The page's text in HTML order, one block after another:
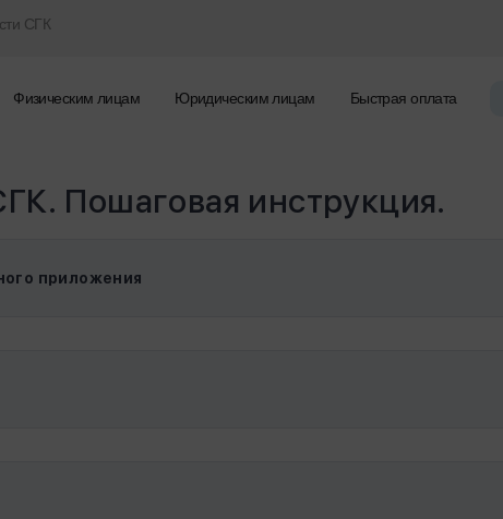
СГК
Физическим лицам Юридическим лицам Быстрая оплата
Пошаговая инструкция.
приложения